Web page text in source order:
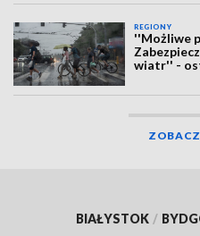
REGIONY
''Możliwe
wiatr'' -
BIAŁYSTOK /